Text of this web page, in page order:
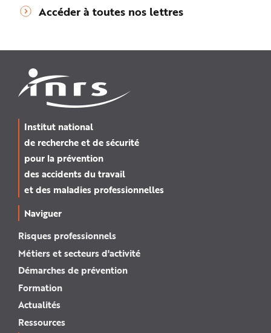
Accéder à toutes nos lettres
Institut national
de recherche et de sécurité
pour la prévention
des accidents du travail
et des maladies professionnelles
Naviguer
Risques professionnels
Métiers et secteurs d'activité
Démarches de prévention
Formation
Actualités
Ressources